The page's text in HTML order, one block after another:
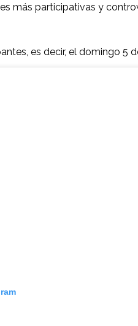
más participativas y
es decir, el domingo 5